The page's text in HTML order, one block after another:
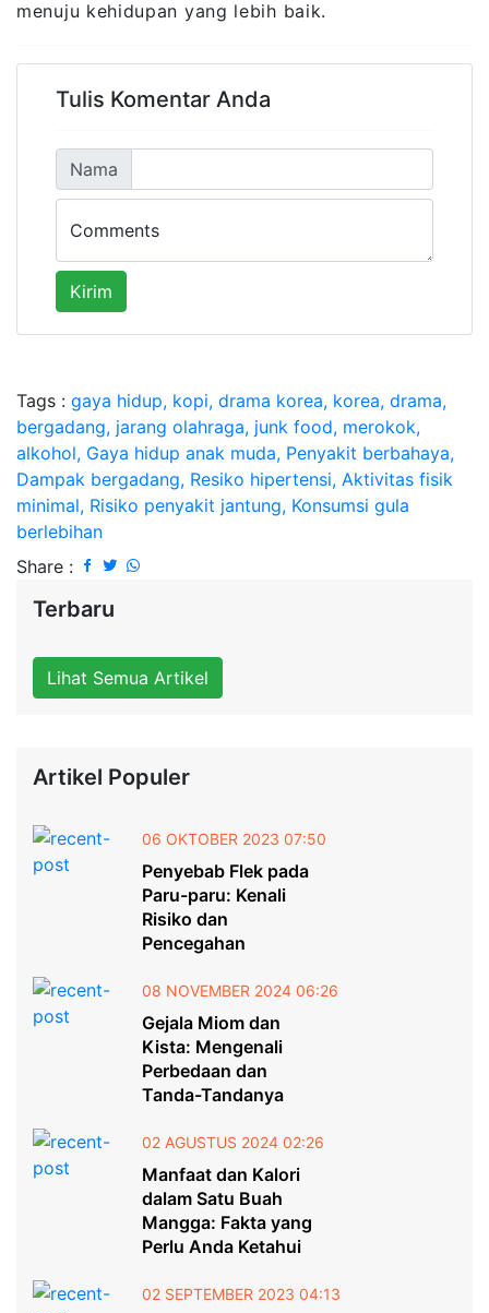
menuju kehidupan yang lebih baik.
Tulis Komentar Anda
Nama
Comments
Kirim
Tags : gaya hidup, kopi, drama korea, korea, drama,
bergadang, jarang olahraga, junk food, merokok,
alkohol, Gaya hidup anak muda, Penyakit berbahaya,
Dampak bergadang, Resiko hipertensi, Aktivitas fisik
minimal, Risiko penyakit jantung, Konsumsi gula
berlebihan
Share :
Terbaru
Lihat Semua Artikel
Artikel Populer
06 OKTOBER 2023 07:50
Penyebab Flek pada
Paru-paru: Kenali
Risiko dan
Pencegahan
08 NOVEMBER 2024 06:26
Gejala Miom dan
Kista: Mengenali
Perbedaan dan
Tanda-Tandanya
02 AGUSTUS 2024 02:26
Manfaat dan Kalori
dalam Satu Buah
Mangga: Fakta yang
Perlu Anda Ketahui
02 SEPTEMBER 2023 04:13